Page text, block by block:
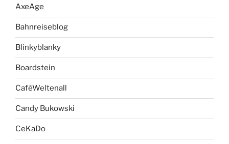
AxeAge
Bahnreiseblog
Blinkyblanky
Boardstein
CaféWeltenall
Candy Bukowski
CeKaDo